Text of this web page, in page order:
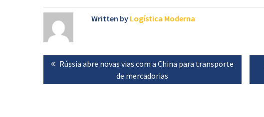
Written by Logística Moderna
Navegação
de
artigos
Previous
Rússia abre novas vias com a China para transporte
de mercadorias